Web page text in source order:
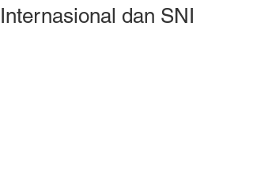
Internasional dan SNI